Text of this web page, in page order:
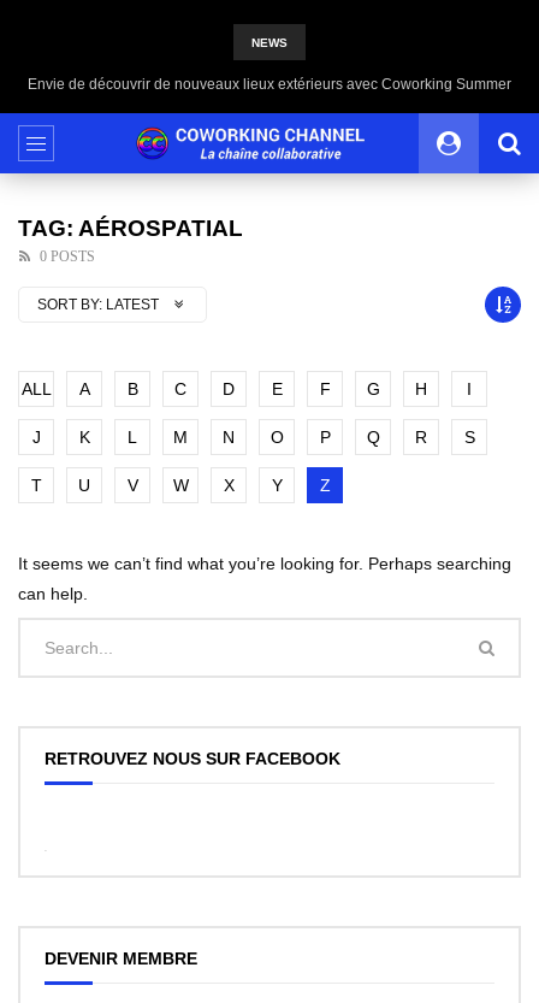
NEWS
Envie de découvrir de nouveaux lieux extérieurs avec Coworking Summer
TAG: AÉROSPATIAL
0 POSTS
SORT BY: LATEST
ALL A B C D E F G H I
J K L M N O P Q R S
T U V W X Y Z
It seems we can’t find what you’re looking for. Perhaps searching
can help.
RETROUVEZ NOUS SUR FACEBOOK
DEVENIR MEMBRE